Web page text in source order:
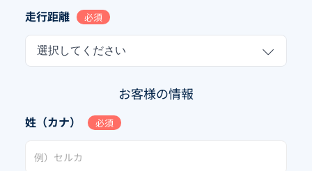
走行距離 必須
選択してください
お客様の情報
姓（カナ） 必須